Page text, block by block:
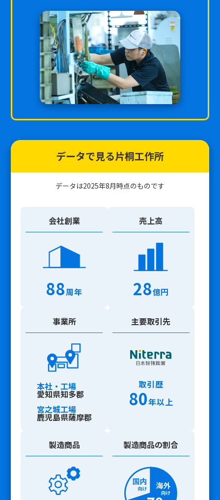
データで見る片桐工作所
データは2025年8月時点のものです
会社創業
88周年
売上高
28億円
事業所
本社・工場
愛知県知多郡
宮之城工場
鹿児島県薩摩郡
主要取引先
取引歴
80年以上
製造商品 製造商品の割合